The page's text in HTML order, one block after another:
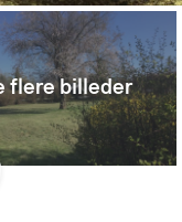
flere billeder